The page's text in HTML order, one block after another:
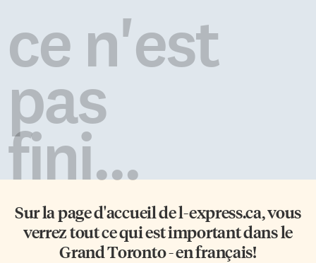
ce n'est
pas
fini...
Sur la page d'accueil del-express.ca, vous
verrez tout ce qui est important dans le
Grand Toronto - en français!